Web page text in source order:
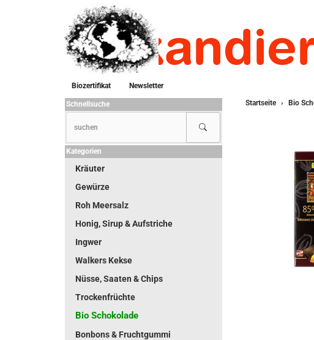
Biozertifikat
Newsletter
Startseite
Bio
Schnellsuche
Kategorien
Kräuter
Gewürze
Roh Meersalz
Honig, Sirup & Aufstriche
Ingwer
Walkers Kekse
Nüsse, Saaten & Chips
Trockenfrüchte
Bio Schokolade
Bonbons & Fruchtgummi